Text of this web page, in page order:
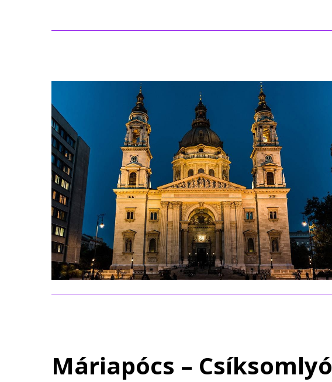
Máriapócs – Csíksomlyó